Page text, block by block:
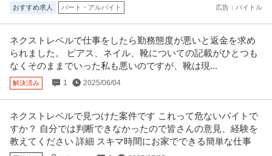
おすすめ求人 パート・アルバイト 広告：バイトル
ネクストレベルで仕事をしたら勤務態度が悪いと返金を求め
られました。 ピアス、ネイル、靴についての記載がひとつも
なくそのままでいった私も悪いのですが、靴は現...
解決済み 1 2025/06/04
ネクストレベルで見つけた案件です これって危ないバイトで
すか？ 自分では判断できなかったので皆さんの意見、経験を
教えてください 詳細 スキマ時間にお家でできる簡単な仕事